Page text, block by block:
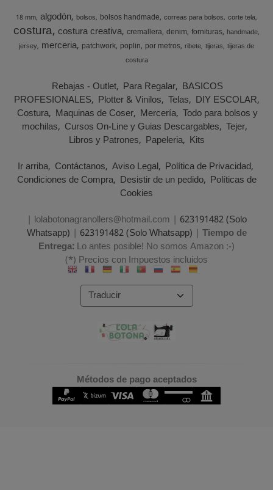
18 mm algodón bolsos bolsos handmade correas para bolsos corte tela
costura costura creativa cremallera denim fornituras handmade
jersey merceria patchwork poplin por metros ribete tijeras tijeras de
costura
Rebajas - Outlet Para Regalar BASICOS
PROFESIONALES Plotter & Vinilos Telas DIY ESCOLAR
Costura Maquinas de Coser Mercería Todo para bolsos y
mochilas Cursos On-Line y Guias Descargables Tejer
Libros y Patrones Papeleria Kits
Ir arriba Contáctanos Aviso Legal Política de Privacidad
Condiciones de Compra Desistir de un pedido Políticas de
Cookies
| lolabotonagranollers@hotmail.com | 623191482 (Solo
Whatsapp) | 623191482 (Solo Whatsapp) | Tiempo de
Entrega:Lo antes posible! No somos Amazon :-)
(*) Precios con Impuestos incluidos
Métodos de pago aceptados